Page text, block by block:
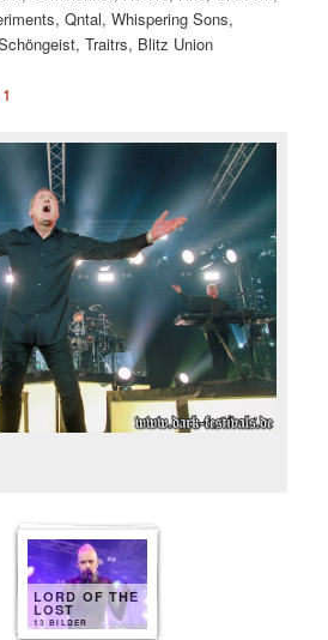
Qntal, Whispering Sons,
Traitrs, Blitz Union
LORD OF THE
LOST
13 BILDER